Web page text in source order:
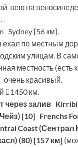
вею на
Sydney [56 км].
по местным
улицам. В
местность (есть
красивый.
1450 км.
через залив
[10] Frenchs
Coast (Сентрал
(80) [157 км]